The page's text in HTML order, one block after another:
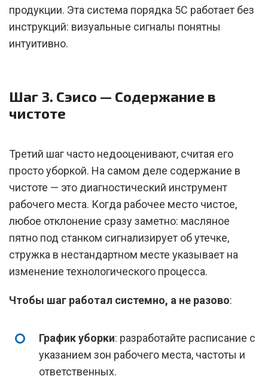
продукции. Эта система порядка 5С работает без
инструкций: визуальные сигналы понятны
интуитивно.
Шаг 3. Сэисо — Содержание в
чистоте
Третий шаг часто недооценивают, считая его
просто уборкой. На самом деле содержание в
чистоте — это диагностический инструмент
рабочего места. Когда рабочее место чистое,
любое отклонение сразу заметно: масляное
пятно под станком сигнализирует об утечке,
стружка в нестандартном месте указывает на
изменение технологического процесса.
Чтобы шаг работал системно, а не разово:
График уборки: разработайте расписание с
указанием зон рабочего места, частоты и
ответственных.